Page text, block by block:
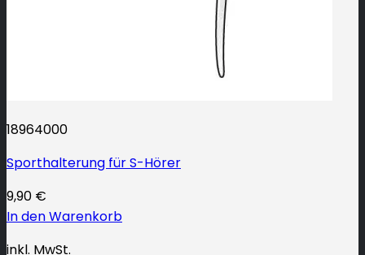
18964000
Sporthalterung für S-Hörer
9,90 €
In den Warenkorb
inkl. MwSt.